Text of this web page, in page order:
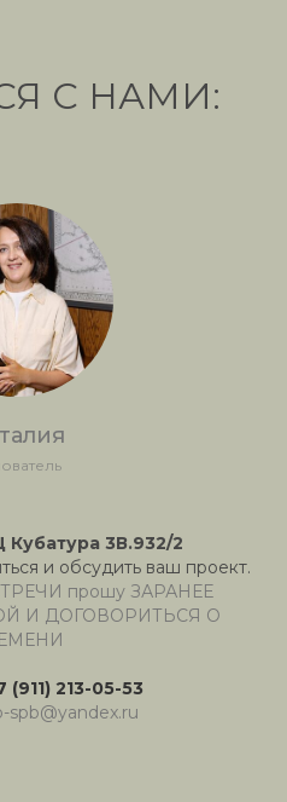
С НАМИ:
3В.932/2
и обсудить ваш проект.
прошу ЗАРАНЕЕ
И ДОГОВОРИТЬСЯ О
(911) 213-05-53
spb@yandex.ru